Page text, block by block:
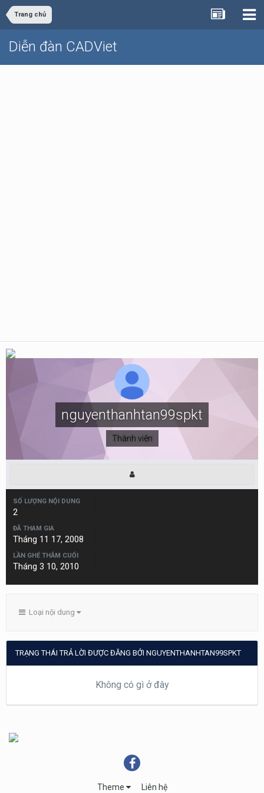
Trang chủ
Diễn đàn CADViet
nguyenthanhtan99spkt
Thành viên
SỐ LƯỢNG NỘI DUNG
2
ĐÃ THAM GIA
Tháng 11 17, 2008
LẦN GHÉ THĂM CUỐI
Tháng 3 10, 2010
Loại nội dung
TRẠNG THÁI TRẢ LỜI ĐƯỢC ĐĂNG BỞI NGUYENTHANHTAN99SPKT
Không có gì ở đây
Theme Liên hệ